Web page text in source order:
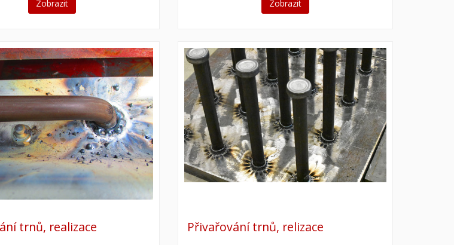
Zobrazit Zobrazit
trnů, realizace Přivařování trnů, relizace